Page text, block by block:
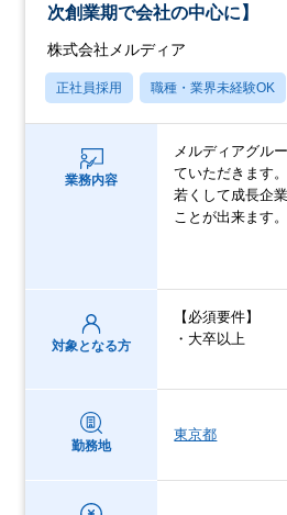
次創業期で会社の中心に】
株式会社メルディア
正社員採用 職種・業界未経験OK
業務内容
メルディアグル
ていただきます。
若くして成長企
ことが出来ます。
対象となる方
【必須要件】
・大卒以上
勤務地
東京都